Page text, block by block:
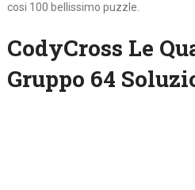
cosi 100 bellissimo puzzle.
CodyCross Le
Gruppo 64